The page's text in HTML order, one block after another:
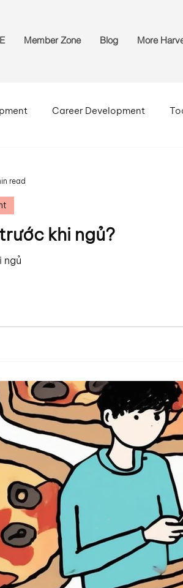
Member Zone Blog More
Career Development
khi ngủ?
ngủ
read